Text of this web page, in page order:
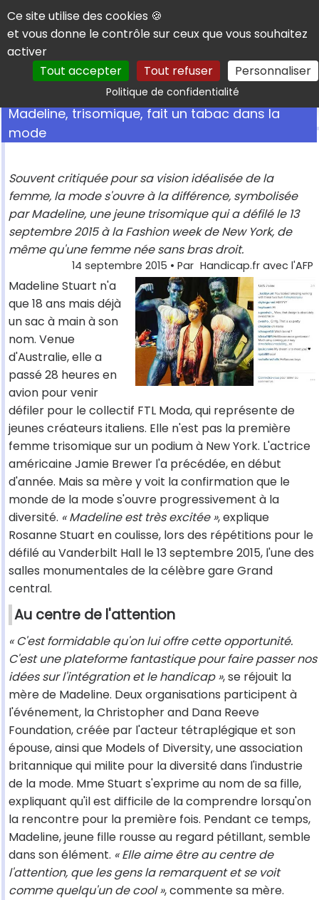
Panneau de gestion des cookies
Ce site utilise des cookies 🍪
et vous donne le contrôle sur ceux que vous souhaitez
activer
Tout accepter
Tout refuser Personnaliser
Politique de confidentialitéRechercher
Madeline, trisomique, fait un tabac dans la
mode
Souvent critiquée pour sa vision idéalisée de la
femme, la mode s'ouvre à la différence, symbolisée
par Madeline, une jeune trisomique qui a défilé le 13
septembre 2015 à la Fashion week de New York, de
même qu'une femme née sans bras droit.
14 septembre 2015 • Par Handicap.fr avec l'AFP
Madeline Stuart n'a
que 18 ans mais déjà
un sac à main à son
nom. Venue
d'Australie, elle a
passé 28 heures en
avion pour venir
défiler pour le collectif FTL Moda, qui représente de
jeunes créateurs italiens. Elle n'est pas la première
femme trisomique sur un podium à New York. L'actrice
américaine Jamie Brewer l'a précédée, en début
d'année. Mais sa mère y voit la confirmation que le
monde de la mode s'ouvre progressivement à la
diversité. « Madeline est très excitée », explique
Rosanne Stuart en coulisse, lors des répétitions pour le
défilé au Vanderbilt Hall le 13 septembre 2015, l'une des
salles monumentales de la célèbre gare Grand
central.
Au centre de l'attention
« C'est formidable qu'on lui offre cette opportunité.
C'est une plateforme fantastique pour faire passer nos
idées sur l'intégration et le handicap », se réjouit la
mère de Madeline. Deux organisations participent à
l'événement, la Christopher and Dana Reeve
Foundation, créée par l'acteur tétraplégique et son
épouse, ainsi que Models of Diversity, une association
britannique qui milite pour la diversité dans l'industrie
de la mode. Mme Stuart s'exprime au nom de sa fille,
expliquant qu'il est difficile de la comprendre lorsqu'on
la rencontre pour la première fois. Pendant ce temps,
Madeline, jeune fille rousse au regard pétillant, semble
dans son élément. « Elle aime être au centre de
l'attention, que les gens la remarquent et se voit
comme quelqu'un de cool », commente sa mère.